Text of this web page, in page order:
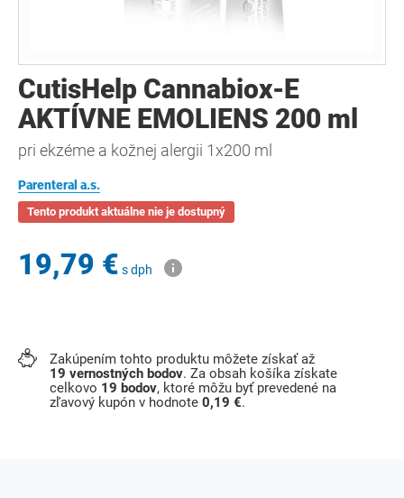
CutisHelp Cannabiox-E
AKTÍVNE EMOLIENS 200 ml
pri ekzéme a kožnej alergii 1x200 ml
Parenteral a.s.
Tento produkt aktuálne nie je dostupný
19,79 € s dph
Zakúpením tohto produktu môžete získať až
19 vernostných bodov. Za obsah košíka získate
celkovo 19 bodov, ktoré môžu byť prevedené na
zľavový kupón v hodnote 0,19 €.